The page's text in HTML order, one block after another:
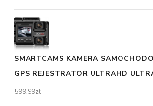
SMARTCAMS KAMERA
GPS REJESTRATOR ULTRAHD
599,99zł